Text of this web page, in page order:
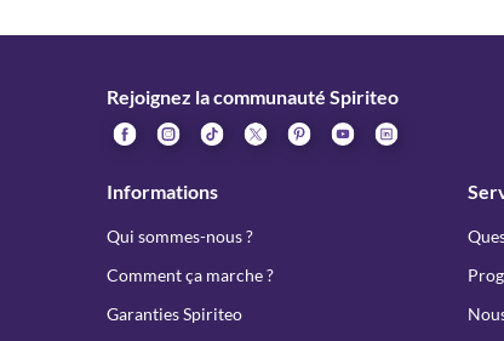
Rejoignez la communauté Spiriteo
Informations
Qui sommes-nous ?
Comment ça marche ?
Garanties Spiriteo